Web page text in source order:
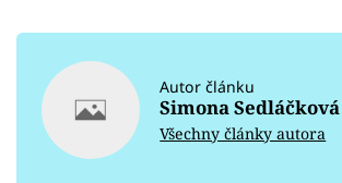
Autor článku
Simona Sedláčková
Všechny články autora